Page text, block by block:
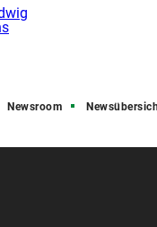
Newsroom